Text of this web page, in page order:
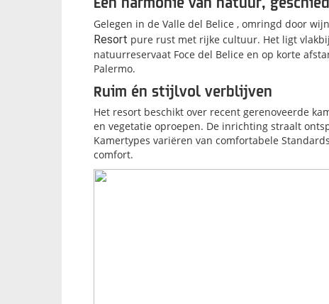
Gelegen in de Valle del Belice , omringd door
Resort pure rust met rijke cultuur. Het ligt
natuurreservaat Foce del Belice en op korte
Palermo.
Ruim én stijlvol verblijven
Het resort beschikt over recent gerenoveerde
en vegetatie oproepen. De inrichting straalt
Kamertypes variëren van comfortabele
comfort.